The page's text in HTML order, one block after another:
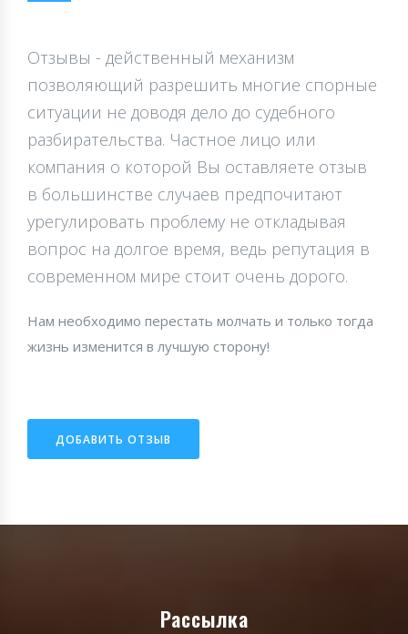
Отзывы - действенный механизм
позволяющий разрешить многие спорные
ситуации не доводя дело до судебного
разбирательства. Частное лицо или
компания о которой Вы оставляете отзыв
в большинстве случаев предпочитают
урегулировать проблему не откладывая
вопрос на долгое время, ведь репутация в
современном мире стоит очень дорого.
Нам необходимо перестать молчать и только тогда
жизнь изменится в лучшую сторону!
ДОБАВИТЬ ОТЗЫВ
Рассылка